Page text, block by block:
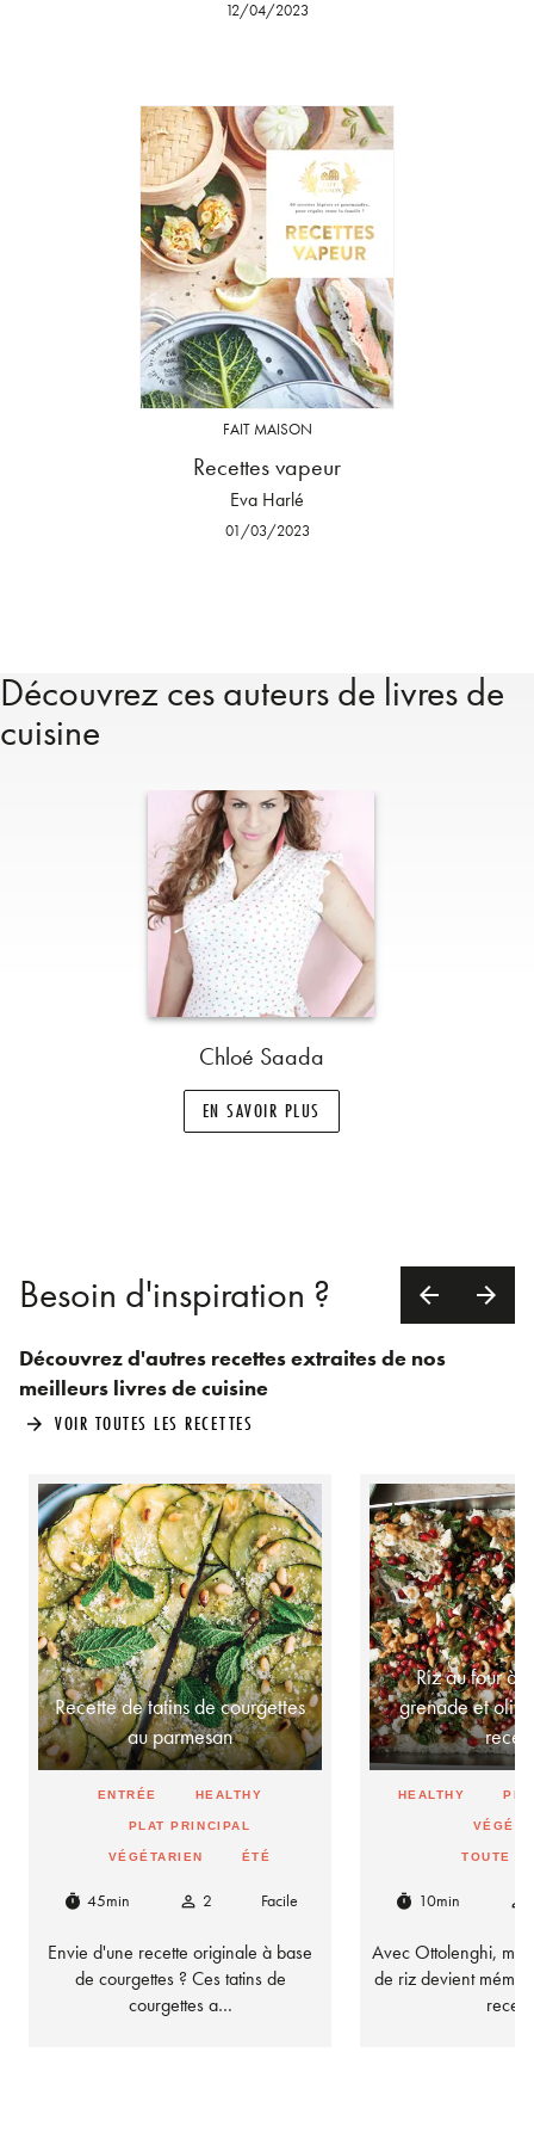
12/04/2023
FAIT MAISON
Recettes vapeur
Eva Harlé
01/03/2023
Découvrez ces auteurs de livres de
cuisine
Chloé Saada
EN SAVOIR PLUS
Besoin d'inspiration ? arrow_back arrow_forward
Découvrez d'autres recettes extraites de nos
meilleurs livres de cuisine
arrow_forward VOIR TOUTES LES RECETTES
Recette de tatins de courgettes
au parmesan
ENTRÉE HEALTHY
PLAT PRINCIPAL
VÉGÉTARIEN ÉTÉ
timer 45min person_outline 2 Facile
Envie d'une recette originale à base
de courgettes ? Ces tatins de
courgettes a…
Riz au four à
grenade et
HEALTHY
TOUTE
timer 10min person_outline
Avec Ottolenghi,
de riz devient